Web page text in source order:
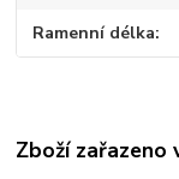
Ramenní délka
Zboží zařazeno